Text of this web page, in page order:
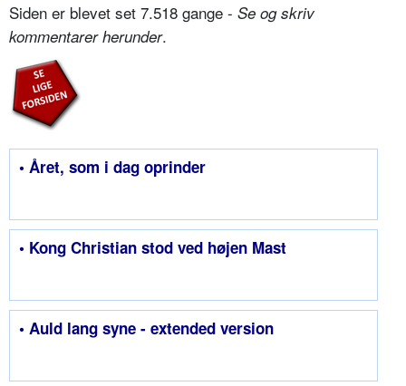
Siden er blevet set 7.518 gange - Se og skriv
kommentarer herunder.
• Året, som i dag oprinder
• Kong Christian stod ved højen Mast
• Auld lang syne - extended version